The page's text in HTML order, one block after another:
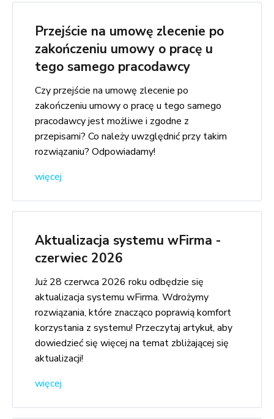
Przejście na umowę zlecenie po
zakończeniu umowy o pracę u
tego samego pracodawcy
Czy przejście na umowę zlecenie po
zakończeniu umowy o pracę u tego samego
pracodawcy jest możliwe i zgodne z
przepisami? Co należy uwzględnić przy takim
rozwiązaniu? Odpowiadamy!
więcej
Aktualizacja systemu wFirma -
czerwiec 2026
Już 28 czerwca 2026 roku odbędzie się
aktualizacja systemu wFirma. Wdrożymy
rozwiązania, które znacząco poprawią komfort
korzystania z systemu! Przeczytaj artykuł, aby
dowiedzieć się więcej na temat zbliżającej się
aktualizacji!
więcej